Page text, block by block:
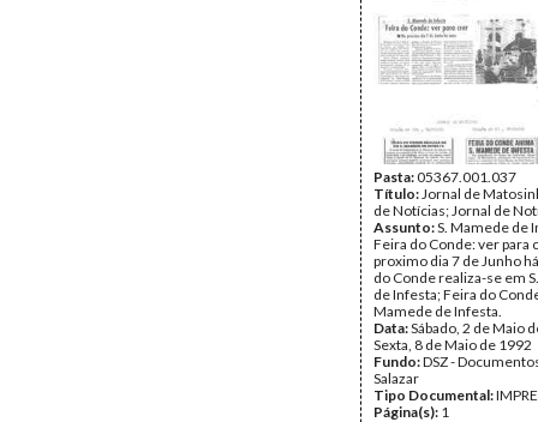
Pasta:05367.001.037
Título:Jornal de
de Notícias; Jornal de
Assunto:S. Mamede de
Feira do Conde: ver para
proximo dia 7 de Junho
do Conde realiza-se em
de Infesta; Feira do
Mamede de Infesta.
Data:Sábado, 2 de Maio
Sexta, 8 de Maio de 1992
Fundo:DSZ -
Salazar
Tipo Documental:
Página(s): 1